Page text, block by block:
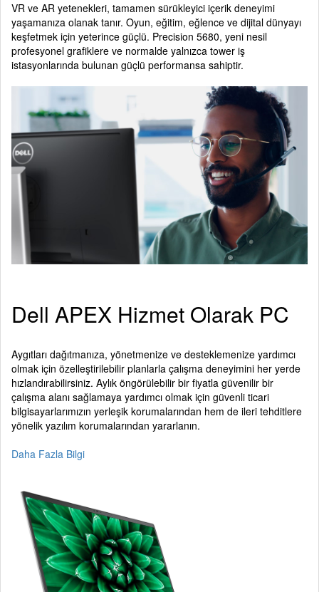
VR ve AR yetenekleri, tamamen sürükleyici içerik deneyimi
yaşamanıza olanak tanır. Oyun, eğitim, eğlence ve dijital dünyayı
keşfetmek için yeterince güçlü. Precision 5680, yeni nesil
profesyonel grafiklere ve normalde yalnızca tower iş
istasyonlarında bulunan güçlü performansa sahiptir.
Dell APEX Hizmet Olarak PC
Aygıtları dağıtmanıza, yönetmenize ve desteklemenize yardımcı
olmak için özelleştirilebilir planlarla çalışma deneyimini her yerde
hızlandırabilirsiniz. Aylık öngörülebilir bir fiyatla güvenilir bir
çalışma alanı sağlamaya yardımcı olmak için güvenli ticari
bilgisayarlarımızın yerleşik korumalarından hem de ileri tehditlere
yönelik yazılım korumalarından yararlanın.
Daha Fazla Bilgi